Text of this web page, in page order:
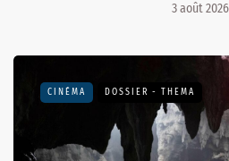
3 août 2026
CINÉMA DOSSIER - THEMA